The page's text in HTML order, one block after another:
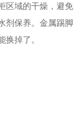
域的干燥，避免
剂保养。金属踢脚
掉了。